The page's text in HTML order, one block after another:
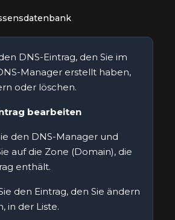
DNS-Eintrag, den Sie im
Manager erstellt haben,
oder löschen.
bearbeiten
den DNS-Manager und
auf die Zone (Domain), die
enthält.
den Eintrag, den Sie ändern
in der Liste.